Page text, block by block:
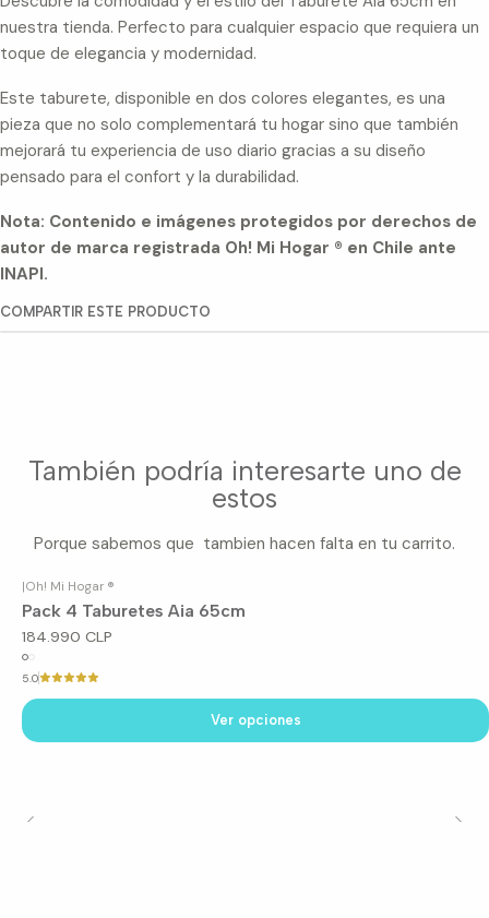
nuestra tienda. Perfecto para cualquier espacio que requiera un
toque de elegancia y modernidad.
Este taburete, disponible en dos colores elegantes, es una
pieza que no solo complementará tu hogar sino que también
mejorará tu experiencia de uso diario gracias a su diseño
pensado para el confort y la durabilidad.
Nota: Contenido e imágenes protegidos por derechos de
autor de marca registrada Oh! Mi Hogar ® en Chile ante
INAPI.
COMPARTIR ESTE PRODUCTO
También podría interesarte uno de
estos
Porque sabemos que tambien hacen falta en tu carrito.
|Oh! Mi Hogar ®
Pack 4 Taburetes Aia 65cm
184.990 CLP
5.0
Ver opciones